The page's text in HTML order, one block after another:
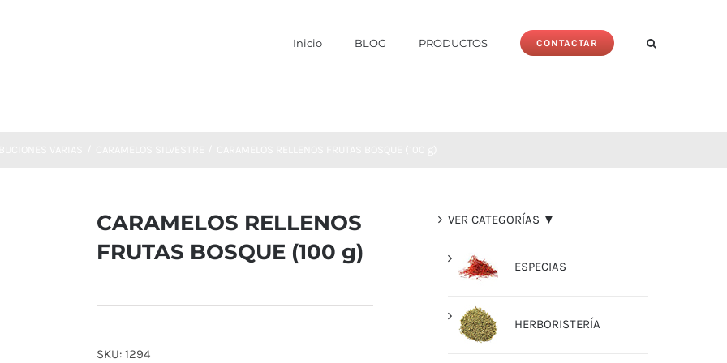
Inicio BLOG PRODUCTOS CONTACTAR
CARAMELOS RELLENOS
FRUTAS BOSQUE (100 g)
SKU: 1294
VER CATEGORÍAS ▼
ESPECIAS
HERBORISTERÍA